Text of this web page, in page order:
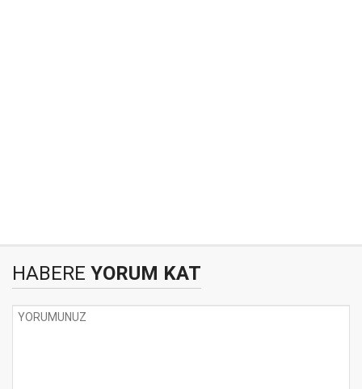
HABERE YORUM KAT